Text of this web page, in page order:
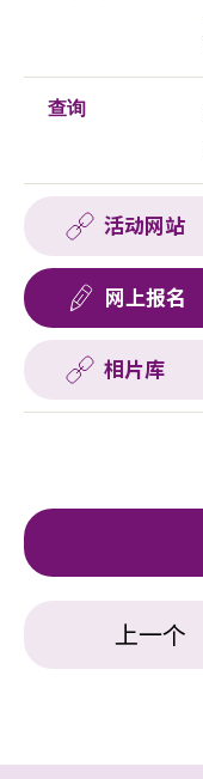
查询
活动网站
网上报名
相片库
上一个